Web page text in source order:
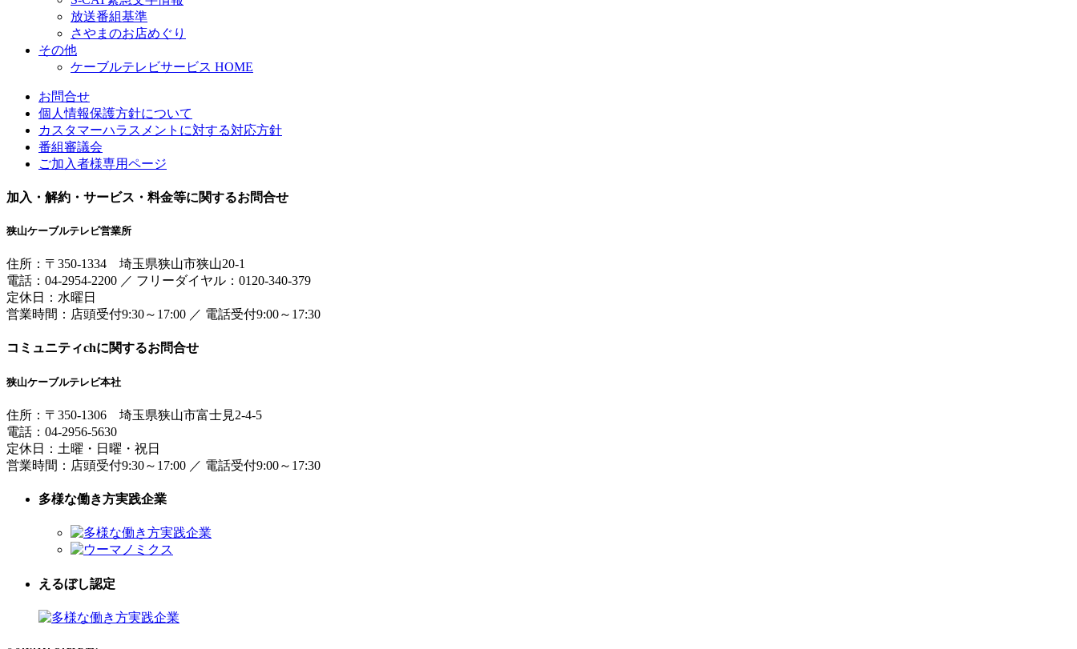
放送番組基準
さやまのお店めぐり
その他
ケーブルテレビサービス HOME
お問合せ
個人情報保護方針について
カスタマーハラスメントに対する対応方針
番組審議会
ご加入者様専用ページ
加入・解約・サービス・料金等に関するお問合せ
狭山ケーブルテレビ営業所
住所： 〒350-1334 埼玉県狭山市狭山20-1
電話： 04-2954-2200 ／ フリーダイヤル：0120-340-379
定休日：水曜日
営業時間： 店頭受付9:30～17:00 ／ 電話受付9:00～17:30
コミュニティchに関するお問合せ
狭山ケーブルテレビ本社
住所： 〒350-1306 埼玉県狭山市富士見2-4-5
電話： 04-2956-5630
定休日：土曜・日曜・祝日
営業時間： 店頭受付9:30～17:00 ／ 電話受付9:00～17:30
多様な働き方実践企業
えるぼし認定